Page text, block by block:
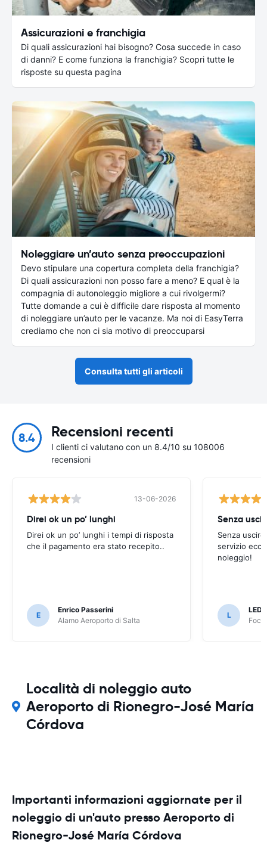
Assicurazioni e franchigia
Di quali assicurazioni hai bisogno? Cosa succede in caso
di danni? E come funziona la franchigia? Scopri tutte le
risposte su questa pagina
Noleggiare un’auto senza preoccupazioni
Devo stipulare una copertura completa della franchigia?
Di quali assicurazioni non posso fare a meno? E qual è la
compagnia di autonoleggio migliore a cui rivolgermi?
Tutte domande a cui è difficile dare risposta al momento
di noleggiare un’auto per le vacanze. Ma noi di EasyTerra
crediamo che non ci sia motivo di preoccuparsi
Consulta tutti gli articoli
8.4 Recensioni recenti
I clienti ci valutano con un 8.4/10 su 108006
recensioni
13-06-2026
Direi ok un po’ lunghi
Direi ok un po’ lunghi i tempi di risposta
che il pagamento era stato recepito..
E
Enrico Passerini
Alamo Aeroporto di Salta
Senza
Senza
servizio
noleggio!
L
LEDA
Località di noleggio auto
Aeroporto di Rionegro-José María
Córdova
Importanti informazioni aggiornate per il
noleggio di un'auto presso Aeroporto di
Rionegro-José María Córdova